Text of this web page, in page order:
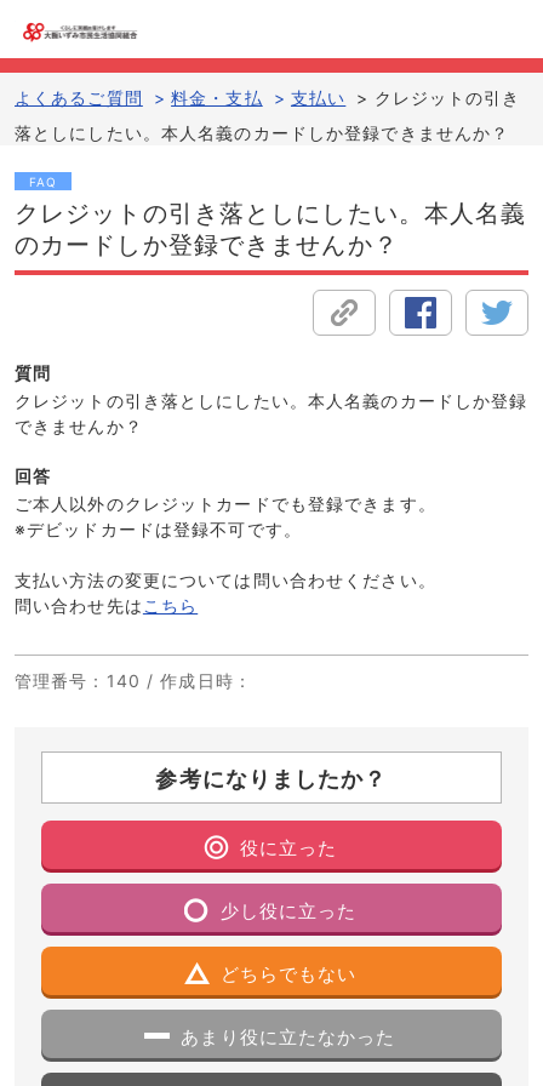
よくあるご質問 > 料金・支払 > 支払い > クレジットの引き
落としにしたい。本人名義のカードしか登録できませんか？
FAQ
クレジットの引き落としにしたい。本人名義
のカードしか登録できませんか？
質問
クレジットの引き落としにしたい。本人名義のカードしか登録
できませんか？
回答
ご本人以外のクレジットカードでも登録できます。
※デビッドカードは登録不可です。
支払い方法の変更については問い合わせください。
問い合わせ先は こちら
管理番号 ：140 /作成日時 ：
参考になりましたか？
役に立った
少し役に立った
どちらでもない
あまり役に立たなかった